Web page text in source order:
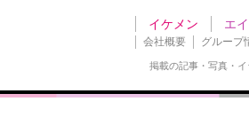
イケメン エ
会社概要 グループ
掲載の記事・写真・